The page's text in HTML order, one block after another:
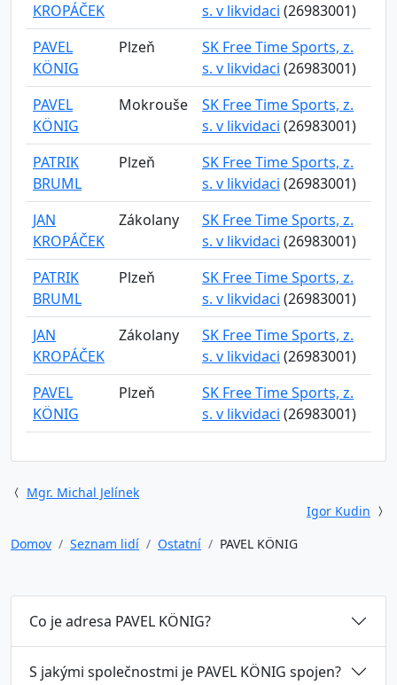
KROPÁČEK
s. v likvidaci (26983001)
PAVEL
KÖNIG
Plzeň
SK Free Time Sports, z.
s. v likvidaci (26983001)
PAVEL
KÖNIG
Mokrouše
SK Free Time Sports, z.
s. v likvidaci (26983001)
PATRIK
BRUML
Plzeň
SK Free Time Sports, z.
s. v likvidaci (26983001)
JAN
KROPÁČEK
Zákolany
SK Free Time Sports, z.
s. v likvidaci (26983001)
PATRIK
BRUML
Plzeň
SK Free Time Sports, z.
s. v likvidaci (26983001)
JAN
KROPÁČEK
Zákolany
SK Free Time Sports, z.
s. v likvidaci (26983001)
PAVEL
KÖNIG
Plzeň
SK Free Time Sports, z.
s. v likvidaci (26983001)
Mgr. Michal Jelínek
Igor Kudin
Domov
Seznam lidí Ostatní PAVEL KÖNIG
Co je adresa PAVEL KÖNIG?
S jakými společnostmi je PAVEL KÖNIG spojen?